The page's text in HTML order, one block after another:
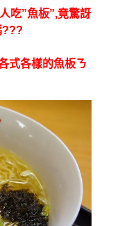
吃”魚板”,竟驚訝
???
式各樣的魚板ㄋ